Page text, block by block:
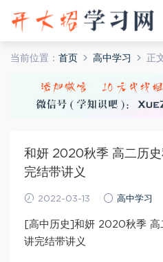
当前位置： 首页 高中学习 正
和妍 2020秋季 高二历
完结带讲义
2022-03-13 高中学习
[高中历史]和妍 2020秋季 高
讲完结带讲义